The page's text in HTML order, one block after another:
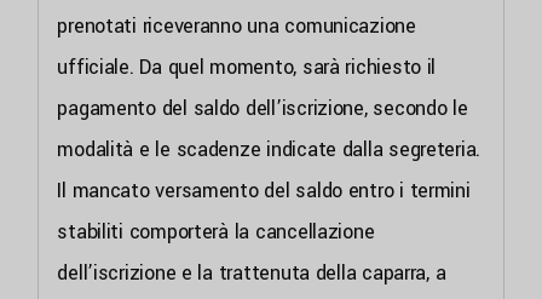
prenotati riceveranno una comunicazione
ufficiale. Da quel momento, sarà richiesto il
pagamento del saldo dell’iscrizione, secondo le
modalità e le scadenze indicate dalla segreteria.
Il mancato versamento del saldo entro i termini
stabiliti comporterà la cancellazione
dell’iscrizione e la trattenuta della caparra, a